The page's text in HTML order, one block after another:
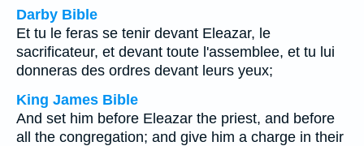
Darby Bible
Et tu le feras se tenir devant Eleazar, le
sacrificateur, et devant toute l'assemblee, et tu lui
donneras des ordres devant leurs yeux;
King James Bible
And set him before Eleazar the priest, and before
all the congregation; and give him a charge in their